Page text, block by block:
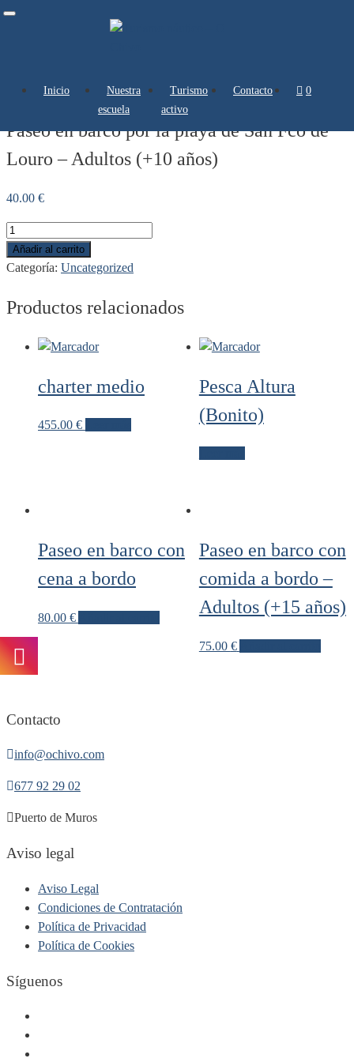
Toggle
Inicio
Nuestra
escuela
Turismo
activo
Contacto 0 artículos
Paseo en barco por la playa de San Fco de
Louro – Adultos (+10 años)
40.00 €
Añadir al carrito
Categoría: Uncategorized
Productos relacionados
charter medio
455.00 €
Pesca Altura
(Bonito)
Paseo en barco con
cena a bordo
80.00 €
Paseo en barco con
comida a bordo –
Adultos (+15 años)
75.00 €
Contacto
info@ochivo.com
677 92 29 02
Puerto de Muros
Aviso legal
Aviso Legal
Condiciones de Contratación
Política de Privacidad
Política de Cookies
Síguenos